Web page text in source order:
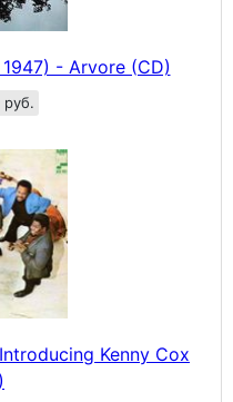
- Arvore (CD)
руб.
Kenny Cox